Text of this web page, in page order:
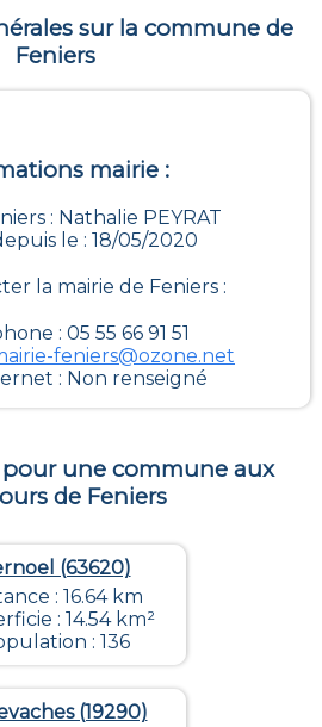
sur la commune de
Feniers
mairie :
: Nathalie PEYRAT
le : 18/05/2020
la mairie de Feniers :
: 05 55 66 91 51
feniers@ozone.net
: Non renseigné
une commune aux
de Feniers
(63620)
: 16.64 km
: 14.54 km²
: 136
(19290)